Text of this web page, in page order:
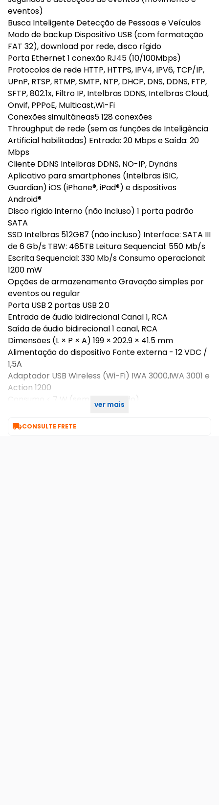
eventos)
Busca Inteligente Detecção de Pessoas e Veículos
Modo de backup Dispositivo USB (com formatação
FAT 32), download por rede, disco rígido
Porta Ethernet 1 conexão RJ45 (10/100Mbps)
Protocolos de rede HTTP, HTTPS, IPV4, IPV6, TCP/IP,
UPnP, RTSP, RTMP, SMTP, NTP, DHCP, DNS, DDNS, FTP,
SFTP, 802.1x, Filtro IP, Intelbras DDNS, Intelbras Cloud,
Onvif, PPPoE, Multicast,Wi-Fi
Conexões simultâneas5 128 conexões
Throughput de rede (sem as funções de Inteligência
Artificial habilitadas) Entrada: 20 Mbps e Saída: 20
Mbps
Cliente DDNS Intelbras DDNS, NO-IP, Dyndns
Aplicativo para smartphones (Intelbras iSIC,
Guardian) iOS (iPhone®, iPad®) e dispositivos
Android®
Disco rígido interno (não incluso) 1 porta padrão
SATA
SSD Intelbras 512GB7 (não incluso) Interface: SATA III
de 6 Gb/s TBW: 465TB Leitura Sequencial: 550 Mb/s
Escrita Sequencial: 330 Mb/s Consumo operacional:
1200 mW
Opções de armazenamento Gravação simples por
eventos ou regular
Porta USB 2 portas USB 2.0
Entrada de áudio bidirecional Canal 1, RCA
Saída de áudio bidirecional 1 canal, RCA
Dimensões (L × P × A) 199 × 202.9 × 41.5 mm
Alimentação do dispositivo Fonte externa - 12 VDC /
1,5A
Adaptador USB Wireless (Wi-Fi) IWA 3000,IWA 3001 e
Action 1200
Consumo < 7 W (sem disco rígido)
ver mais
CONSULTE FRETE